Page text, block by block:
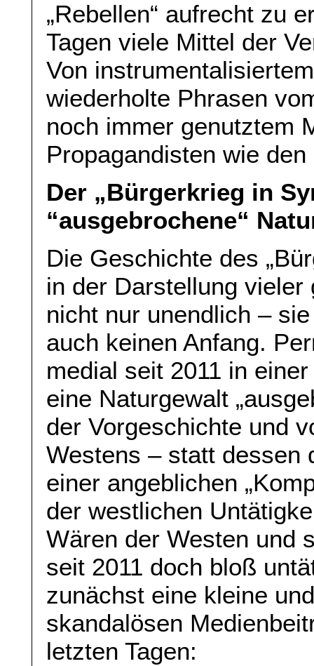
„Rebellen“ aufrecht zu
Tagen viele Mittel der
Von
wiederholte Phrasen
noch immer genutztem
Propagandisten wie den
Der „Bürgerkrieg in
“ausgebrochene“
Die Geschichte des
in der Darstellung
nicht nur unendlich –
auch keinen Anfang.
medial seit 2011 in
eine Naturgewalt
der Vorgeschichte und
Westens – statt dessen
einer angeblichen
der westlichen
Wären der Westen und
seit 2011 doch bloß
zunächst eine kleine
skandalösen
letzten Tagen: